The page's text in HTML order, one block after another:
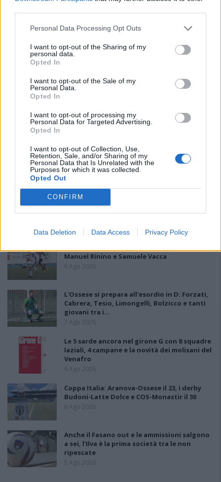
Personal Data Processing Opt Outs
I want to opt-out of the Sharing of my
personal data.
Opted In
I want to opt-out of the Sale of my
Personal Data.
Opted In
I want to opt-out of processing my
Personal Data for Targeted Advertising.
Opted In
I want to opt-out of Collection, Use,
Retention, Sale, and/or Sharing of my
Personal Data that Is Unrelated with the
Purposes for which it was collected.
Opted Out
CONFIRM
Data Deletion Data Access Privacy Policy
PIÙ LETTI OGGI
Manuel Rinino e Samuele Vacca
6 Ago 2026
L'Ossese si prepara all'esordio in D: Forzati,
Cabrera, Tesio, Limongelli, Bolzicco e tanti
giovani tra i…
7 Ago 2026
Le 5 sarde ancora nel girone G con 8 squadre
laziali, 4 campane e la novità dei molisani del
Venafro
6 Ago 2026
Coppa Italia: Aranova-Ossese il 23, i derby
Budoni-Latte Dolce e COS-Monastir il 30
6 Ago 2026
Anche il Fasano out e le ammissioni salgono
a sei, l'Ilva è la prima società tra le non
ripescate
5 Ago 2026